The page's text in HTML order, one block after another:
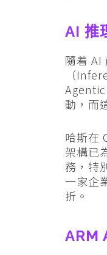
AI 推
隨着 AI
（
動，而
哈斯在
架構已
務，特
一家企
折。
ARM